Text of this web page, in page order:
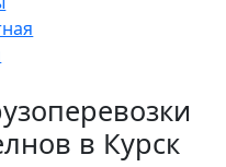
в Курск